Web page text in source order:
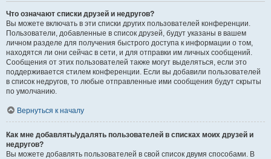
Что означают списки друзей и недругов?
Вы можете включать в эти списки других пользователей конференции.
Пользователи, добавленные в список друзей, будут указаны в вашем
личном разделе для получения быстрого доступа к информации о том,
находятся ли они сейчас в сети, и для отправки им личных сообщений.
Сообщения от этих пользователей также могут выделяться, если это
поддерживается стилем конференции. Если вы добавили пользователей
в список недругов, то любые отправленные ими сообщения будут скрыты
по умолчанию.
Вернуться к началу
Как мне добавлять/удалять пользователей в списках моих друзей и
недругов?
Вы можете добавлять пользователей в свой список двумя способами. В